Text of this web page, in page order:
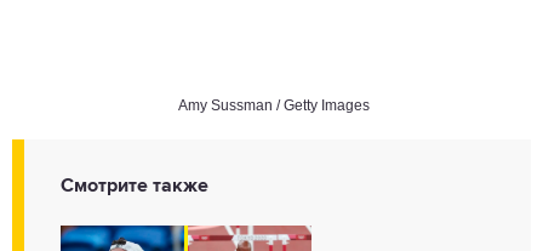
Amy Sussman / Getty Images
Смотрите также